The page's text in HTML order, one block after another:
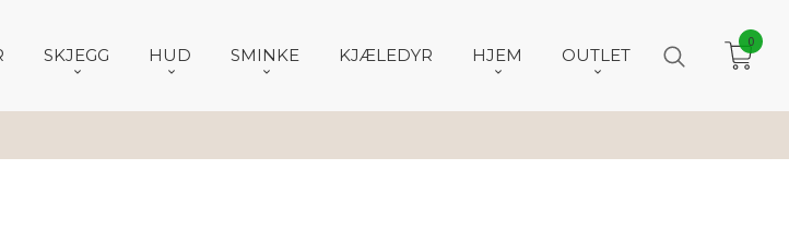
SKJEGG HUD SMINKE KJÆLEDYR HJEM OUTLET
0